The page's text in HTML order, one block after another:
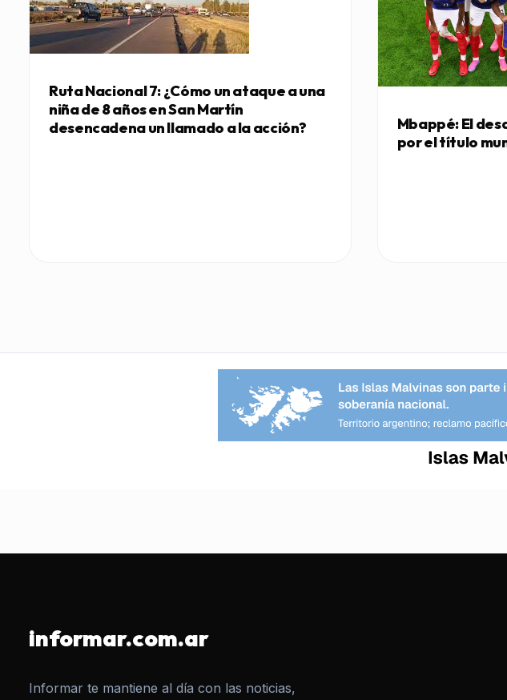
Ruta Nacional 7: ¿Cómo un ataque a una
niña de 8 años en San Martín
desencadena un llamado a la acción?
Mbappé: El
por el título
informar.com.ar
Informar te mantiene al día con las noticias,